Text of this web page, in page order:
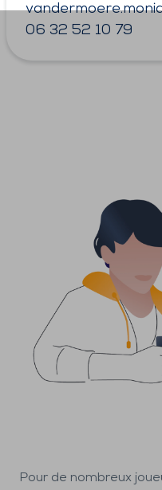
06 32 52 10 79
Pour de nombreux